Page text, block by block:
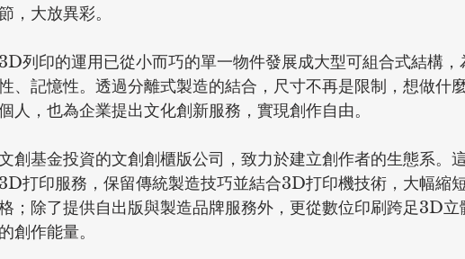
，大放異彩。
列印的運用已從小而巧的單一物件發展成大型可組合式結構，
、記憶性。透過分離式製造的結合，尺寸不再是限制，想做什
人，也為企業提出文化創新服務，實現創作自由。
創基金投資的文創創櫃版公司，致力於建立創作者的生態系。
打印服務，保留傳統製造技巧並結合3D打印機技術，大幅縮
；除了提供自出版與製造品牌服務外，更從數位印刷跨足3D立
創作能量。